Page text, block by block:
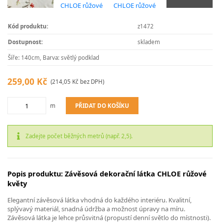
Kód produktu: z1472
Dostupnost: skladem
Šíře: 140cm, Barva: světlý podklad
259,00 Kč (214,05 Kč bez DPH)
m PŘIDAT DO KOŠÍKU
Zadejte počet běžných metrů (např. 2,5).
Popis produktu: Závěsová dekorační látka CHLOE růžové
květy
Elegantní závěsová látka vhodná do každého interiéru. Kvalitní,
splývavý materiál, snadná údržba a možnost úpravy na míru.
Závěsová látka je lehce průsvitná (propustí denní světlo do místnosti).